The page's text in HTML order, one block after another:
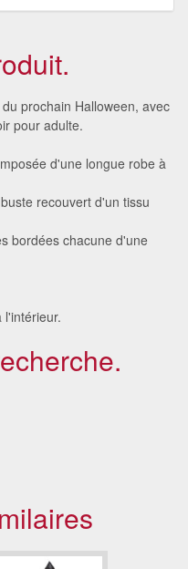
prochain Halloween, avec
pour adulte.
d'une longue robe à
recouvert d'un tissu
bordées chacune d'une
l'intérieur.